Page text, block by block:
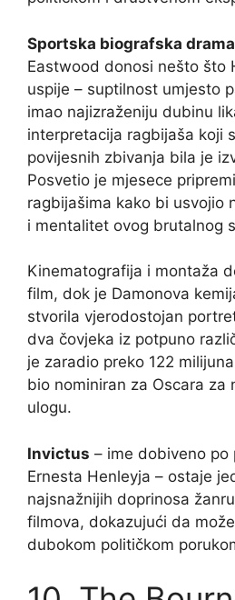
Sportska biografska drama
Eastwood donosi nešto što
uspije – suptilnost umjesto
imao najizraženiju dubinu
interpretacija ragbijaša koji
povijesnih zbivanja bila je
Posvetio je mjesece
ragbijašima kako bi usvojio
i mentalitet ovog brutalnog
Kinematografija i montaža
film, dok je Damonova
stvorila vjerodostojan
dva čovjeka iz potpuno
je zaradio preko 122
bio nominiran za Oscara za
ulogu.
Invictus – ime dobiveno po
Ernesta Henleyja – ostaje
najsnažnijih doprinosa
filmova, dokazujući da
dubokom političkom